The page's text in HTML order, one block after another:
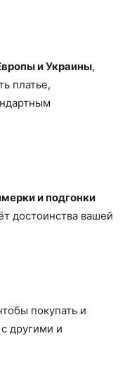
и Украины,
платье,
и подгонки
достоинства вашей
покупать и
другими и